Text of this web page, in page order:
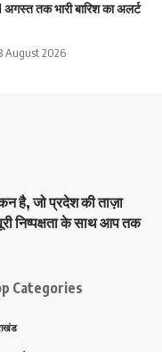
तक भारी बारिश का अलर्ट
August 2026
है, जो प्रदेश की ताज़ा
निष्पक्षता के साथ आप तक
Categories